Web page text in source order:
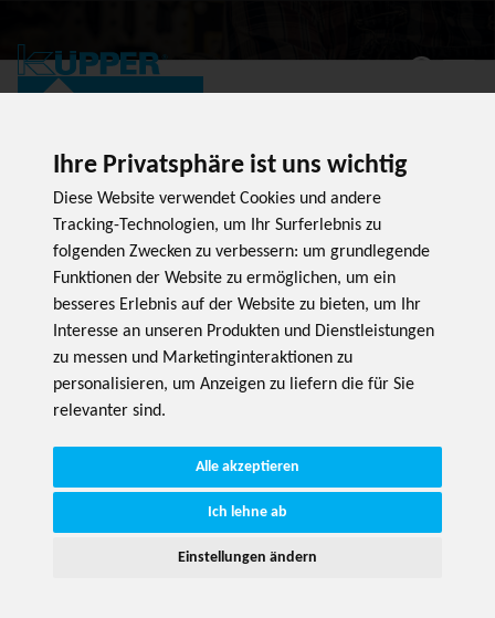
Ihre Privatsphäre ist uns wichtig
Diese Website verwendet Cookies und andere
Tracking-Technologien, um Ihr Surferlebnis zu
folgenden Zwecken zu verbessern: um grundlegende
Funktionen der Website zu ermöglichen, um ein
besseres Erlebnis auf der Website zu bieten, um Ihr
Interesse an unseren Produkten und Dienstleistungen
zu messen und Marketinginteraktionen zu
personalisieren, um Anzeigen zu liefern die für Sie
relevanter sind.
Alle akzeptieren
Ich lehne ab
Einstellungen ändern
PRODUKT